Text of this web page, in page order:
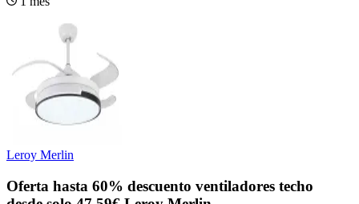
Leroy Merlin
Oferta hasta 60% descuento ventiladores techo